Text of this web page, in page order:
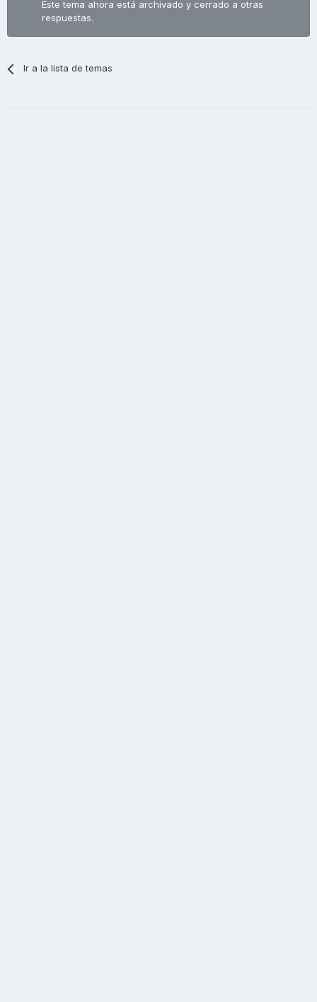
Este tema ahora está archivado y cerrado a otras
respuestas.
Ir a la lista de temas